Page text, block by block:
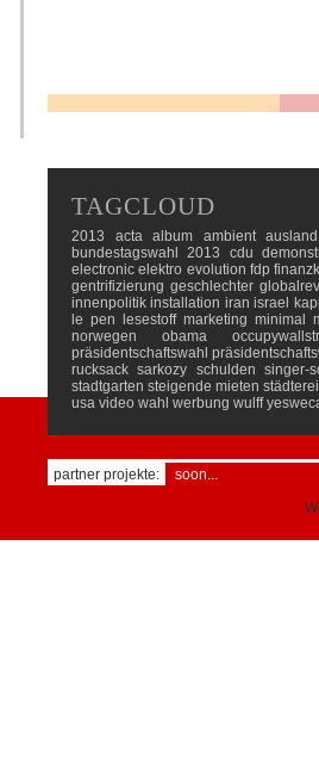
TAGCLOUD
2013 acta album ambient ausland
bundestagswahl 2013
cdu
electronic elektro evolution fdp
gentrifizierung geschlechter
innenpolitik installation iran israel
le pen
lesestoff marketing minimal
norwegen
obama
präsidentschaftswahl
rucksack sarkozy schulden singer-
stadtgarten steigende mieten
usa video wahl werbung wulff
partner projekte:
soon...